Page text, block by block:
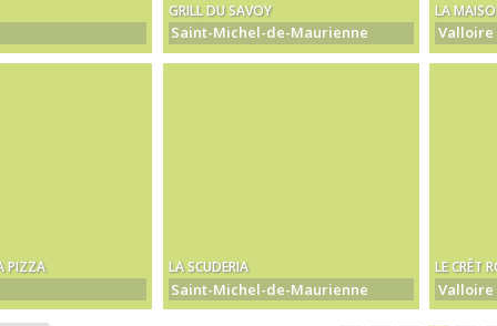
GRILL DU SAVOY
Saint-Michel-de-Maurienne
LA
Valloire
PIZZA LA SCUDERIA
Saint-Michel-de-Maurienne
LE CRÊT
Valloire